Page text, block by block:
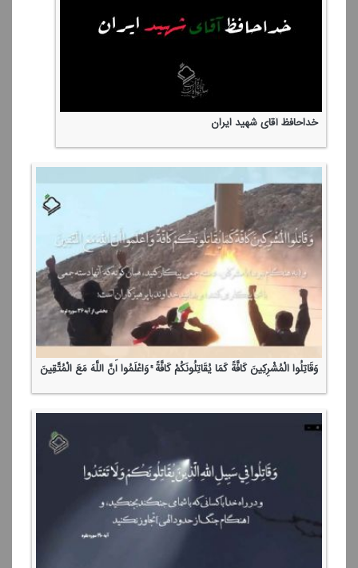
خداحافظ آقای شهید ایران
وَقَاتِلُوا الْمُشْرِكِینَ كَافَّةً كَمَا یُقَاتِلُونَكُمْ كَافَّةً ۚ وَاعْلَمُوا أَنَّ اللَّهَ مَعَ الْمُتَّقِینَ